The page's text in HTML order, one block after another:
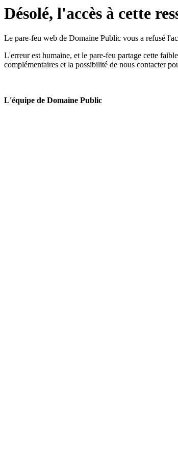
Désolé, l'accès à cette
Le pare-feu web de Domaine Public vous a refusé
L'erreur est humaine, et le pare-feu partage cette
complémentaires et la possibilité de nous contacter
L'équipe de Domaine Public